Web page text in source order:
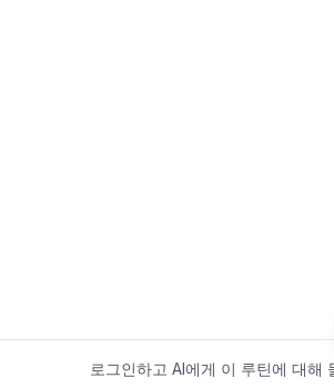
로그인하고 AI에게 이 루틴에 대해